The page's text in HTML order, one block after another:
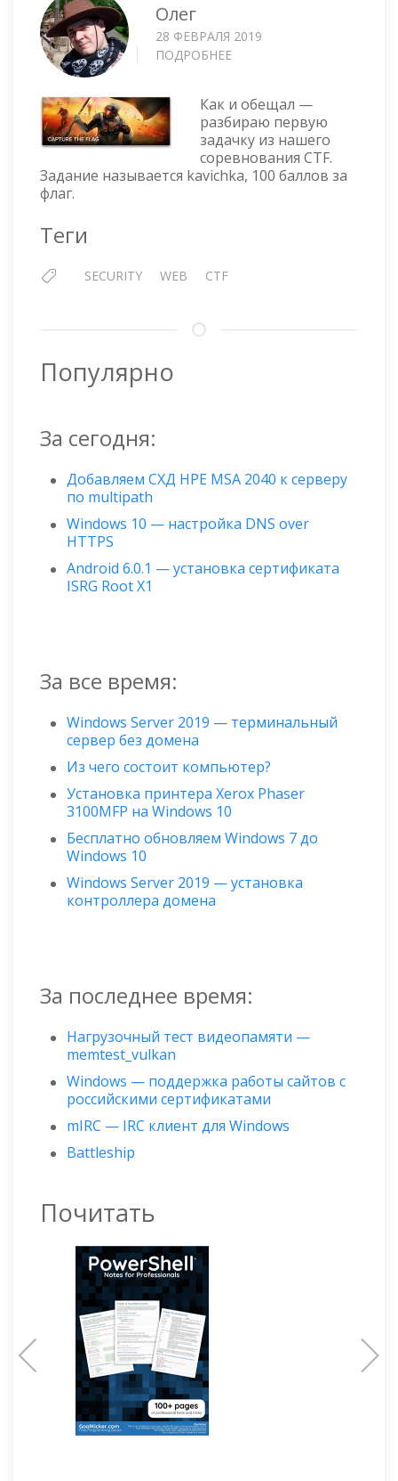
Олег
28 ФЕВРАЛЯ 2019
ПОДРОБНЕЕ
—
KAVICHKA
Как и обещал —
разбираю первую
задачку из нашего
соревнования CTF.
Задание называется kavichka, 100 баллов за
флаг.
Теги
SECURITY WEB CTF
Популярно
За сегодня:
Добавляем СХД HPE MSA 2040 к серверу
по multipath
Windows 10 — настройка DNS over
HTTPS
Android 6.0.1 — установка сертификата
ISRG Root X1
За все время:
Windows Server 2019 — терминальный
сервер без домена
Из чего состоит компьютер?
Установка принтера Xerox Phaser
3100MFP на Windows 10
Бесплатно обновляем Windows 7 до
Windows 10
Windows Server 2019 — установка
контроллера домена
За последнее время:
Нагрузочный тест видеопамяти —
memtest_vulkan
Windows — поддержка работы сайтов с
российскими сертификатами
mIRC — IRC клиент для Windows
Battleship
Почитать